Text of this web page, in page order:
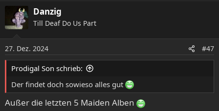
Danzig
Till Deaf Do Us Part
27. Dez. 2024 #47
Prodigal Son schrieb:
Der findet doch sowieso alles gut
Außer die letzten 5 Maiden Alben